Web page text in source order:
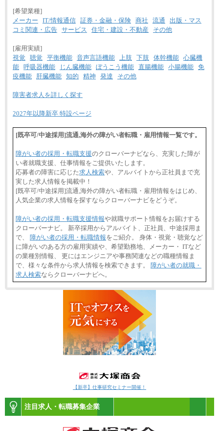
[希望業種]
メーカー
IT/情報通信 証券・金融・保険 商社 流通
出版・マス
コミ関連・広告 サービス 住宅・建設・不動産 その他
[雇用実績]
視覚
聴覚 平衡機能 音声言語機能 上肢 下肢 体幹機能 心臓機
能 呼吸器機能 じん臓機能 ぼうこう機能 直腸機能 小腸機能 免
疫機能
肝臓機能 知的 精神 発達 その他
障害者求人を詳しく探す
2027年以降新卒 特設ページ
[既卒可/中途採用]流通,海外の障がい者転職・雇用情報一覧です。
障がい者の採用・転職支援のクローバーナビなら、充実した障が
い者就職支援、仕事情報をご提供いたします。
応募者の障害に応じた求人検索や、アルバイトから正社員まで充
実した求人情報を掲載中！
[既卒可/中途採用]流通,海外の障がい者転職・雇用情報をはじめ、
人気企業の求人情報を探すならクローバーナビをどうぞ。
障がい者の採用・転職支援情報や就職サポート情報をお届けする
クローバーナビ。 新卒採用からアルバイト、正社員、中途採用ま
で、 障がい者の採用・転職情報をご紹介。 身体・視覚・聴覚など
に障がいのある方の雇用実績や、希望勤務地、メーカー・ ITなど
の業種別情報、 更にはエンジニアや事務関連などの職種情報ま
で、様々な条件から求人情報を検索できます。 障がい者の就職・
求人検索ならクローバーナビへ。
【新卒】仕事研究セミナー開催！
注目求人・転職募集企業